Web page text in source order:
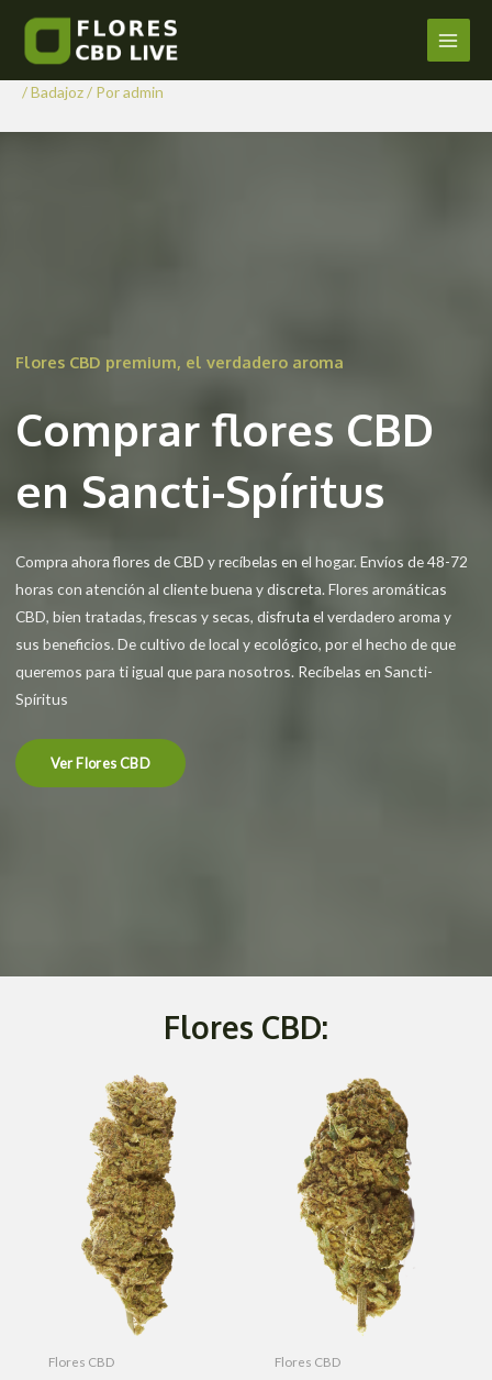
contenido
Main
Comprar Flores CBD en Sancti-
Spíritus
/Badajoz/ Poradmin
Flores CBD premium, el verdadero aroma
Comprar flores CBD
en Sancti-Spíritus
Compra ahora flores de CBD y recíbelas en el hogar. Envíos de 48-72
horas con atención al cliente buena y discreta. Flores aromáticas
CBD, bien tratadas, frescas y secas, disfruta el verdadero aroma y
sus beneficios. De cultivo de local y ecológico, por el hecho de que
queremos para ti igual que para nosotros. Recíbelas en Sancti-
Spíritus
Ver Flores CBD
Flores CBD:
Flores CBD Flores CBD